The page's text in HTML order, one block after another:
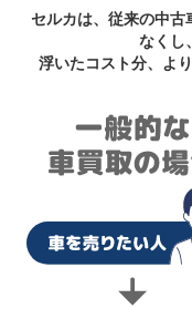
セルカは、従来の中古
なくし
浮いたコスト分、よ